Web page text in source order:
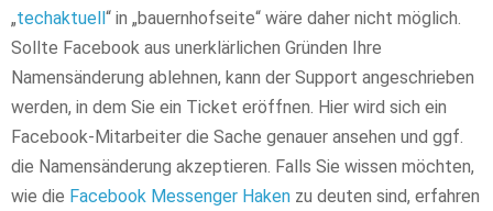
„techaktuell“ in „bauernhofseite“ wäre daher nicht möglich.
Sollte Facebook aus unerklärlichen Gründen Ihre
Namensänderung ablehnen, kann der Support angeschrieben
werden, in dem Sie ein Ticket eröffnen. Hier wird sich ein
Facebook-Mitarbeiter die Sache genauer ansehen und ggf.
die Namensänderung akzeptieren. Falls Sie wissen möchten,
wie die Facebook Messenger Haken zu deuten sind, erfahren